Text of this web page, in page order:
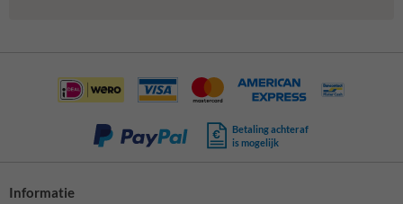
Betaling achteraf
is mogelijk
Informatie